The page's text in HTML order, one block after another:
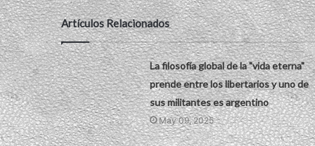
Artículos Relacionados
La filosofía global de la "vida eterna"
prende entre los libertarios y uno de
sus militantes es argentino
May 09, 2025